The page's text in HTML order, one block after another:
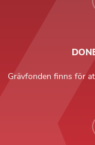
Grävfonden finns för